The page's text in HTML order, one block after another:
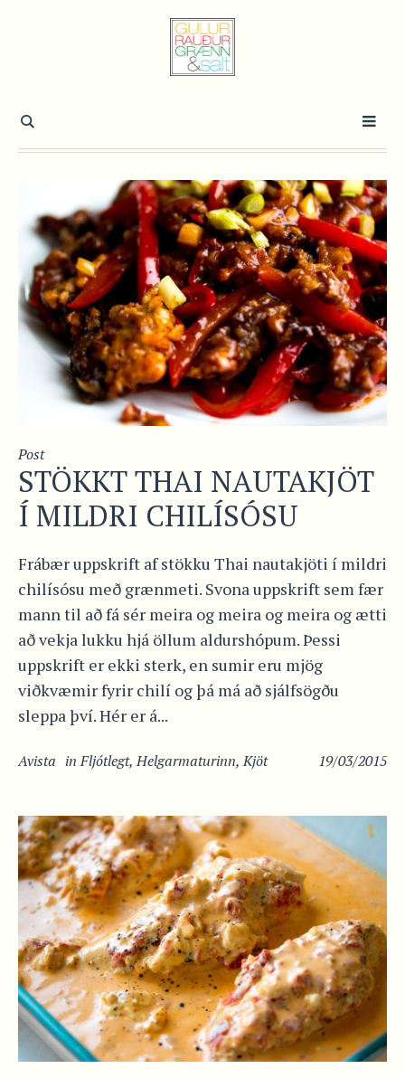
Post
STÖKKT THAI NAUTAKJÖT
Í MILDRI CHILÍSÓSU
Frábær uppskrift af stökku Thai nautakjöti í mildri
chilísósu með grænmeti. Svona uppskrift sem fær
mann til að fá sér meira og meira og meira og ætti
að vekja lukku hjá öllum aldurshópum. Þessi
uppskrift er ekki sterk, en sumir eru mjög
viðkvæmir fyrir chilí og þá má að sjálfsögðu
sleppa því. Hér er á...
19/03/2015
Avista inFljótlegt,Helgarmaturinn,Kjöt